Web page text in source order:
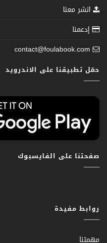
انشر معنا
إدعمنا
contact@foulabook.com
حمّل تطبيقنا على الاندرويد
صفحتنا على الفايسبوك
روابط مفيدة
مهمتنا